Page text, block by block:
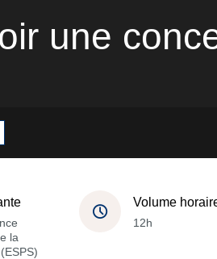
une
la
Volume
12h